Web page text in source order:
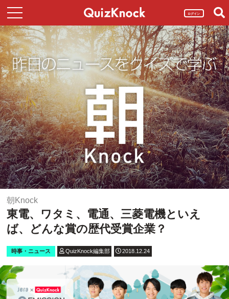
ログイン
朝Knock
東電、ワタミ、電通、三菱電機といえ
ば、どんな賞の歴代受賞企業？
時事・ニュース QuizKnock編集部 2018.12.24